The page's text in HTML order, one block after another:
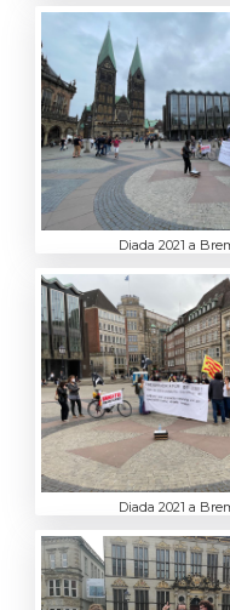
Diada 2021 a
Diada 2021 a